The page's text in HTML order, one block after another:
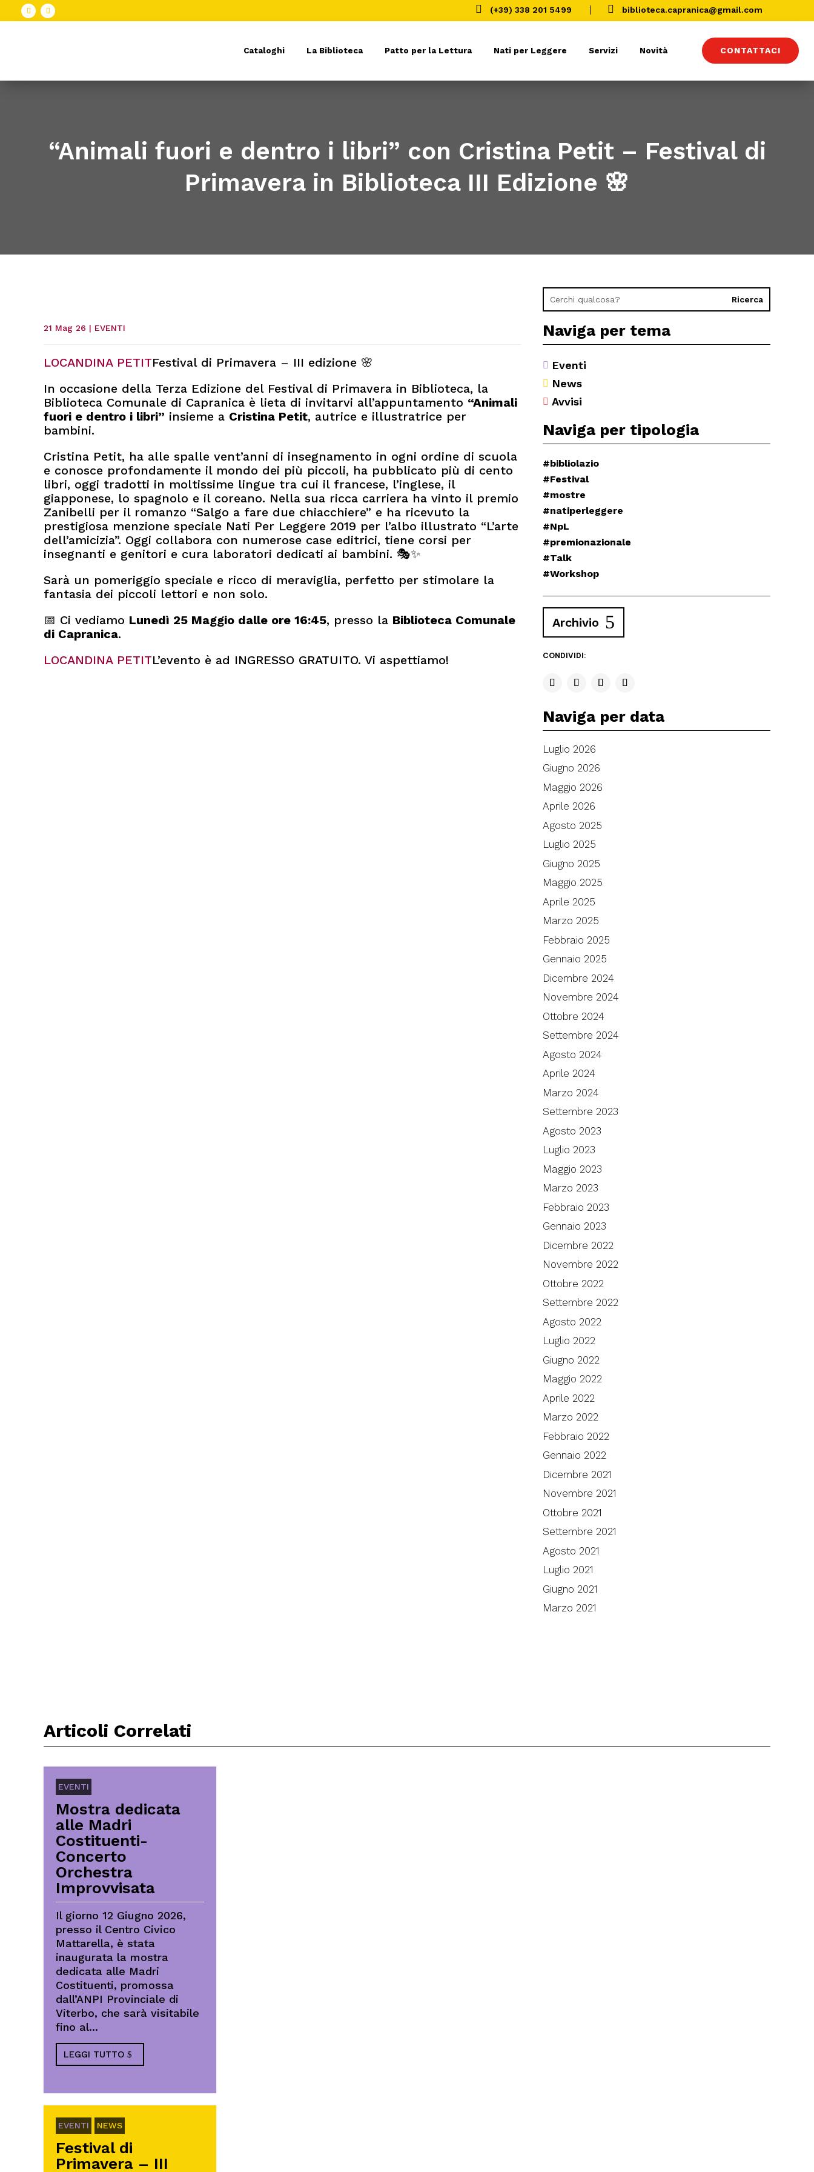
 (+39) 338 201 5499  biblioteca.capranica@gmail.com
Cataloghi La Biblioteca Patto per la Lettura Nati per Leggere Servizi Novità CONTATTACI
“Animali fuori e dentro i libri” con Cristina Petit – Festival di
Primavera in Biblioteca III Edizione 🌸
21 Mag 26 | EVENTI
LOCANDINA PETITFestival di Primavera – III edizione 🌸
In occasione della Terza Edizione del Festival di Primavera in Biblioteca, la
Biblioteca Comunale di Capranica è lieta di invitarvi all’appuntamento “Animali
fuori e dentro i libri” insieme a Cristina Petit, autrice e illustratrice per
bambini.
Cristina Petit, ha alle spalle vent’anni di insegnamento in ogni ordine di scuola
e conosce profondamente il mondo dei più piccoli, ha pubblicato più di cento
libri, oggi tradotti in moltissime lingue tra cui il francese, l’inglese, il
giapponese, lo spagnolo e il coreano. Nella sua ricca carriera ha vinto il premio
Zanibelli per il romanzo “Salgo a fare due chiacchiere” e ha ricevuto la
prestigiosa menzione speciale Nati Per Leggere 2019 per l’albo illustrato “L’arte
dell’amicizia”. Oggi collabora con numerose case editrici, tiene corsi per
insegnanti e genitori e cura laboratori dedicati ai bambini. 🎭✨
Sarà un pomeriggio speciale e ricco di meraviglia, perfetto per stimolare la
fantasia dei piccoli lettori e non solo.
📅 Ci vediamo Lunedì 25 Maggio dalle ore 16:45, presso la Biblioteca Comunale
di Capranica.
LOCANDINA PETITL’evento è ad INGRESSO GRATUITO. Vi aspettiamo!
Naviga per tema
 Eventi
 News
 Avvisi
Naviga per tipologia
#bibliolazio
#Festival
#mostre
#natiperleggere
#NpL
#premionazionale
#Talk
#Workshop
Archivio
CONDIVIDI:
Naviga per data
Luglio 2026
Giugno 2026
Maggio 2026
Aprile 2026
Agosto 2025
Luglio 2025
Giugno 2025
Maggio 2025
Aprile 2025
Marzo 2025
Febbraio 2025
Gennaio 2025
Dicembre 2024
Novembre 2024
Ottobre 2024
Settembre 2024
Agosto 2024
Aprile 2024
Marzo 2024
Settembre 2023
Agosto 2023
Luglio 2023
Maggio 2023
Marzo 2023
Febbraio 2023
Gennaio 2023
Dicembre 2022
Novembre 2022
Ottobre 2022
Settembre 2022
Agosto 2022
Luglio 2022
Giugno 2022
Maggio 2022
Aprile 2022
Marzo 2022
Febbraio 2022
Gennaio 2022
Dicembre 2021
Novembre 2021
Ottobre 2021
Settembre 2021
Agosto 2021
Luglio 2021
Giugno 2021
Marzo 2021
Articoli Correlati
EVENTI
Mostra dedicata
alle Madri
Costituenti-
Concerto
Orchestra
Improvvisata
Il giorno 12 Giugno 2026,
presso il Centro Civico
Mattarella, è stata
inaugurata la mostra
dedicata alle Madri
Costituenti, promossa
dall’ANPI Provinciale di
Viterbo, che sarà visitabile
fino al...
LEGGI TUTTO
EVENTI NEWS
Festival di
Primavera – III